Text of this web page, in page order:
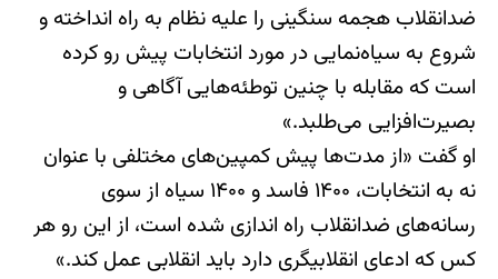
ضدانقلاب هجمه سنگینی را علیه نظام به راه انداخته و
شروع به سیاه‌نمایی در مورد انتخابات پیش رو کرده
است که مقابله با چنین توطئه‌هایی آگاهی و
بصیرت‌افزایی می‌طلبد.»
او گفت «از مدت‌ها پیش کمپین‌های مختلفی با عنوان
نه به انتخابات، ۱۴۰۰ فاسد و ۱۴۰۰ سیاه از سوی
رسانه‌های ضدانقلاب راه اندازی شده است، از این رو هر
کس که ادعای انقلابیگری دارد باید انقلابی عمل کند.»